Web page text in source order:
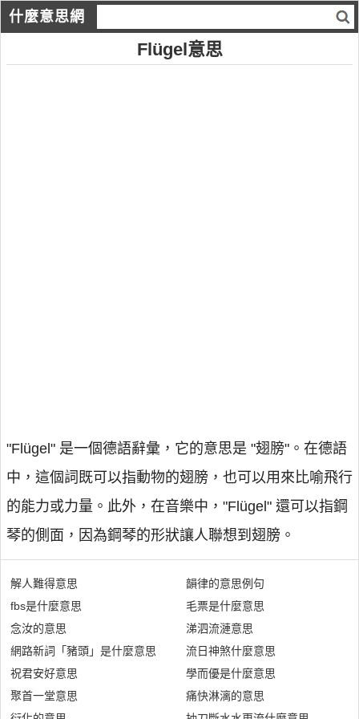
什麼意思網
Flügel意思
"Flügel" 是一個德語辭彙，它的意思是 "翅膀"。在德語
中，這個詞既可以指動物的翅膀，也可以用來比喻飛行
的能力或力量。此外，在音樂中，"Flügel" 還可以指鋼
琴的側面，因為鋼琴的形狀讓人聯想到翅膀。
解人難得意思
fbs是什麼意思
念汝的意思
網路新詞「豬頭」是什麼意思
祝君安好意思
聚首一堂意思
韻律的意思例句
毛票是什麼意思
涕泗流漣意思
流日神煞什麼意思
學而優是什麼意思
痛快淋漓的意思